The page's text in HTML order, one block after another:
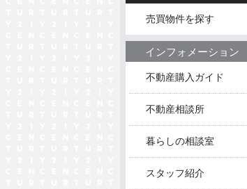
売買物件を探す
インフォメーション
不動産購入ガイド
不動産相談所
暮らしの相談室
スタッフ紹介